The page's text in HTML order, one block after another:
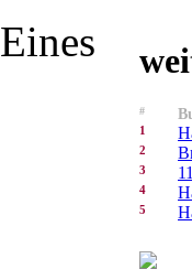
#
1
2
3
4
5
Eines